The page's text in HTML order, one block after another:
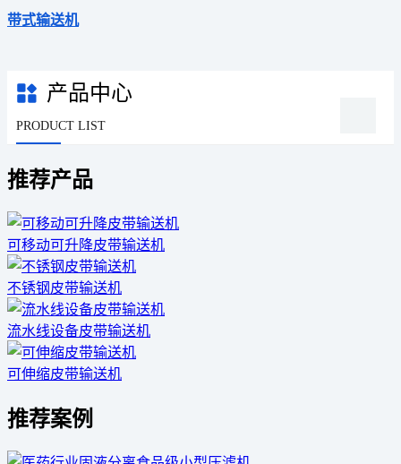
带式输送机
产品中心
PRODUCT LIST
推荐产品
可移动可升降皮带输送机
不锈钢皮带输送机
流水线设备皮带输送机
可伸缩皮带输送机
推荐案例